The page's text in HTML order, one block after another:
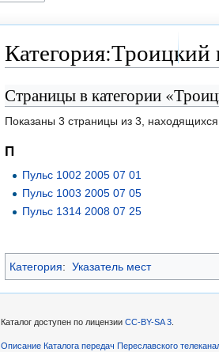
Категория:Троицкий
Перейти
к
навигации
Перейти
к
поиску
Страницы в категории
Показаны 3 страницы из 3,
П
Пульс 1002 2005 07 01
Пульс 1003 2005 07 05
Пульс 1314 2008 07 25
Категория: Указатель мест
Каталог доступен по лицензии CC-BY-SA 3
Описание Каталога передач Переславского